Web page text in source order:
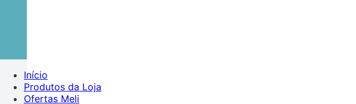
Início
Produtos da Loja
Ofertas Meli